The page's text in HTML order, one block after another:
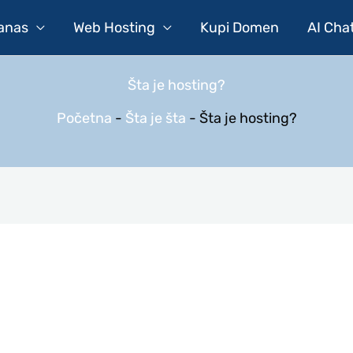
Web Hosting Kupi Domen AI
Šta je hosting?
Početna - Šta je šta - Šta je hosting?